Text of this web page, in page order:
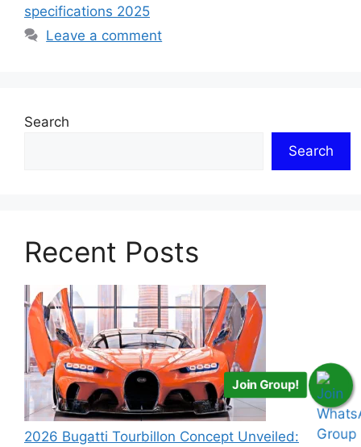
specifications 2025
Leave a comment
Search
Search
Recent Posts
2026 Bugatti Tourbillon Concept Unveiled:
Join Group!